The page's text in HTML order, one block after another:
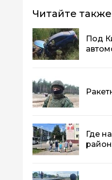
Читайте также
Под
Где